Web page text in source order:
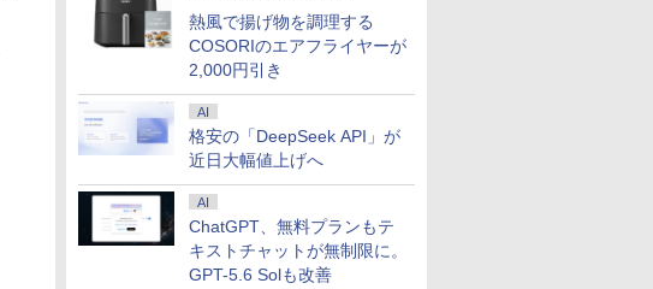
熱風で揚げ物を調理する
COSORIのエアフライヤーが
2,000円引き
AI
格安の「DeepSeek API」が
近日大幅値上げへ
AI
ChatGPT、無料プランもテ
キストチャットが無制限に。
GPT-5.6 Solも改善